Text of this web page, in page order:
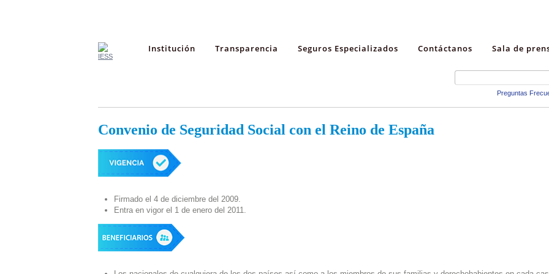
Institución Transparencia Seguros Especializados Contáctanos Sala de
Preguntas
Convenio de Seguridad Social con el Reino de España
Firmado el 4 de diciembre del 2009.
Entra en vigor el 1 de enero del 2011.